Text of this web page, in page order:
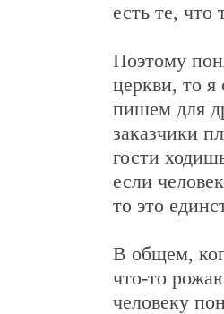
есть те, что
Поэтому
церкви, то
пишем для
заказчики
гости
если
то это
В общем,
что-то
человеку